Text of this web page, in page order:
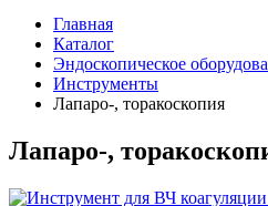
Главная
Каталог
Эндоскопическое
Инструменты
Лапаро-, торакоскопия
Лапаро-,